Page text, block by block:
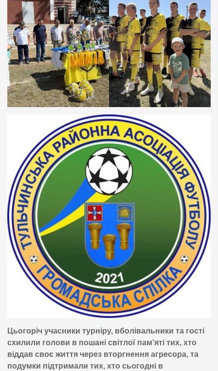
Цьогоріч учасники турніру, вболівальники та гості
схилили голови в пошані світлої пам’яті тих, хто
віддав своє життя через вторгнення агресора, та
подумки підтримали тих, хто сьогодні в